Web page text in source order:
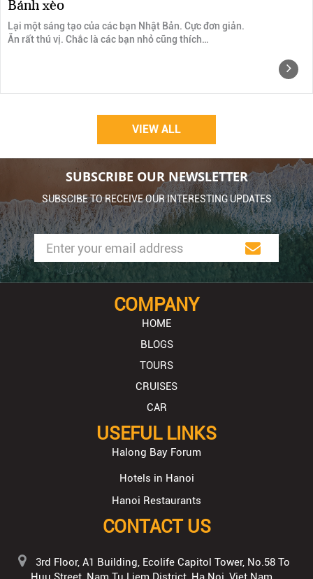
Bánh xèo
Lại một sáng tạo của các bạn Nhật Bản. Cực đơn giản.
Ăn rất thú vị. Chắc là các bạn nhỏ cũng thích…
VIEW ALL
SUBSCRIBE OUR NEWSLETTER
SUBSCIBE TO RECEIVE OUR INTERESTING UPDATES
COMPANY
HOME
BLOGS
TOURS
CRUISES
CAR
USEFUL LINKS
Halong Bay Forum
Hotels in Hanoi
Hanoi Restaurants
CONTACT US
3rd Floor, A1 Building, Ecolife Capitol Tower, No.58 To